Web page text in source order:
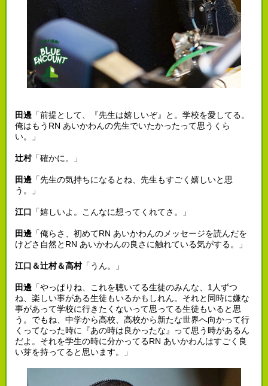
田邊「前提として、『先生は嬉しいぞ』と。学校を愛してる。
俺はもうRN あいかわんの先生でいたかったって思うくら
い。」
辻村「確かに。」
田邊「先生の気持ちになるとね、先生もすごく嬉しいと思
う。」
江口 「嬉しいよ。こんなに想ってくれてさ。」
田邊「俺らさ、初めてRN あいかわんのメッセージを読んだを
けどさ自然とRN あいかわんの良さに触れている気がする。」
江口＆辻村＆高村「うん。」
田邊「やっぱりね、これを聴いてる生徒のみんな、1人ずつ
ね、楽しい事がある生徒もいるかもしれん。それと同時に嫌な
事があって学校に行きたくないって思ってる生徒もいると思
う。でもね、中学から高校、高校から新たな世界へ向かって行
くってなった時に『あの時は良かったな』って思う時があるん
だよ。それを学生の時に分かってるRN あいかわんはすごく良
い芽を持ってると思います。」